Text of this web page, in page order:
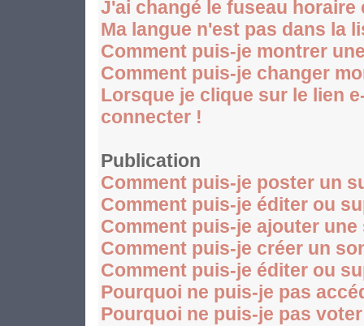
J'ai changé le fuseau
Ma langue n'est pas dans la
Comment puis-je montrer
Comment puis-je changer
Lorsque je clique sur le lien
connecter !
Publication
Comment puis-je poster un
Comment puis-je éditer ou
Comment puis-je ajouter
Comment puis-je créer un
Comment puis-je éditer ou
Pourquoi ne puis-je pas
Pourquoi ne puis-je pas